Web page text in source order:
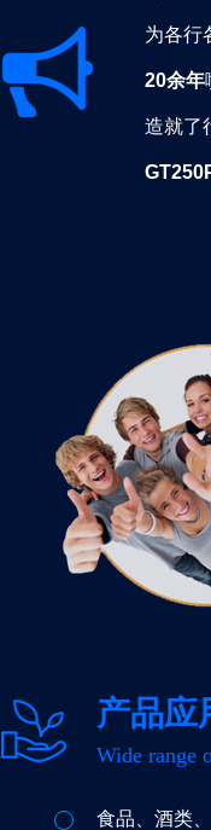
为各行
20余年
造就了
产品应
Wide range
食品、酒类